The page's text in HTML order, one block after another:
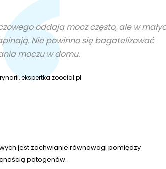
oddają mocz często, ale w
Nie powinno się bagatelizować
moczu w domu.
ekspertka zoocial.pl
jest zachwianie równowagi pomiędzy
patogenów.